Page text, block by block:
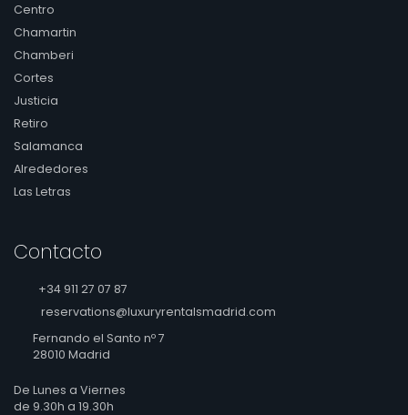
Centro
Chamartin
Chamberi
Cortes
Justicia
Retiro
Salamanca
Alrededores
Las Letras
Contacto
+34 911 27 07 87
reservations@luxuryrentalsmadrid.com
Fernando el Santo nº 7
28010 Madrid
De Lunes a Viernes
de 9.30h a 19.30h